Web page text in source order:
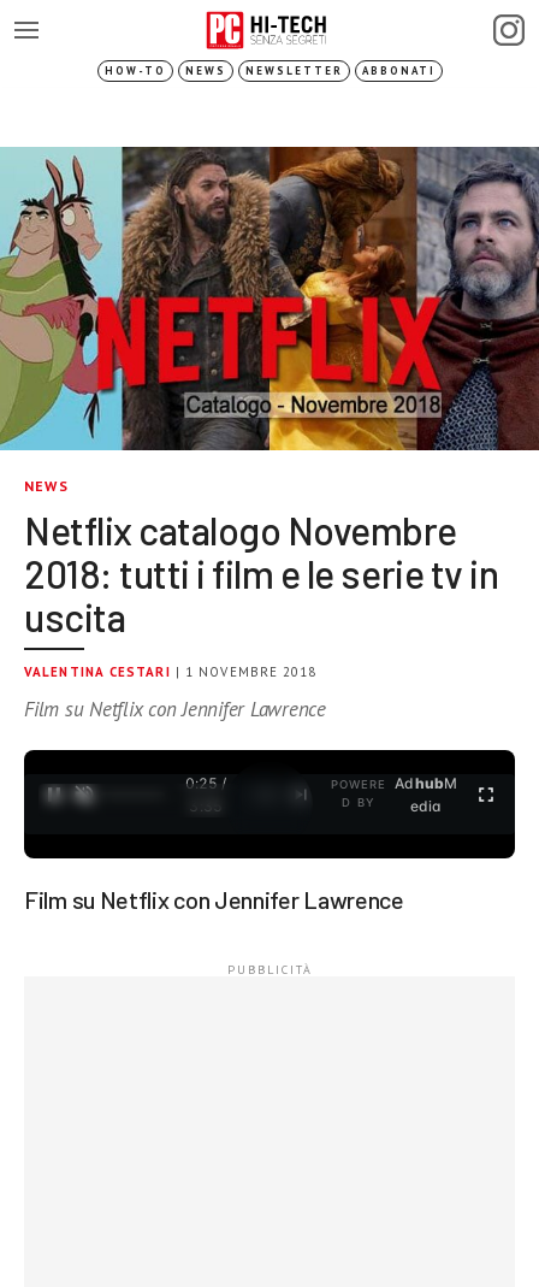
HOW-TO NEWS NEWSLETTER ABBONATI
NEWS
Netflix catalogo Novembre
2018: tutti i film e le serie tv in
uscita
VALENTINA CESTARI | 1 NOVEMBRE 2018
Film su Netflix con Jennifer Lawrence
0:26 /
3:35
POWERE
D BY
AdhubM
edia
Film su Netflix con Jennifer Lawrence